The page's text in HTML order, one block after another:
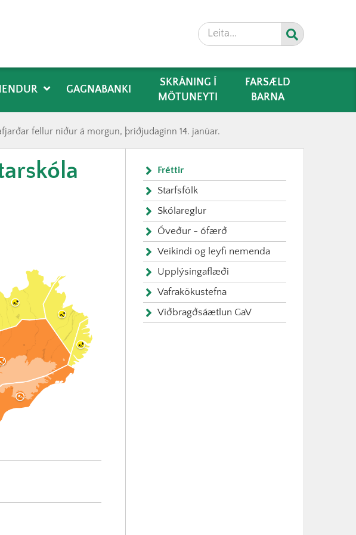
GAGNABANKI
SKRÁNING Í
MÖTUNEYTI
FARSÆLD
BARNA
Leita
fellur niður á morgun, þriðjudaginn 14. janúar.
Fréttir
Starfsfólk
Skólareglur
Óveður - ófærð
Veikindi og leyfi nemenda
Upplýsingaflæði
Vafrakökustefna
Viðbragðsáætlun GaV